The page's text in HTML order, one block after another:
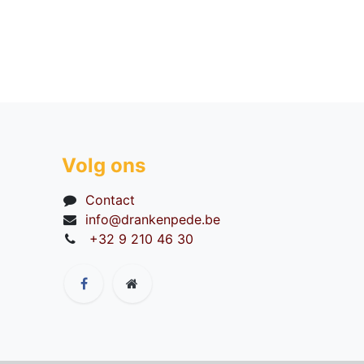
Volg ons
Contact
info@drankenpede.be
+32 9 210 46 30